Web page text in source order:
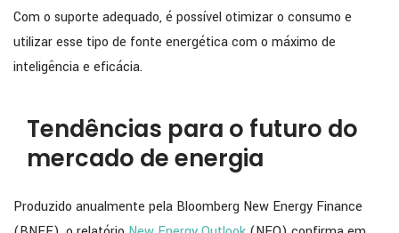
Com o suporte adequado, é possível otimizar o consumo e
utilizar esse tipo de fonte energética com o máximo de
inteligência e eficácia.
Tendências para o futuro do
mercado de energia
Produzido anualmente pela Bloomberg New Energy Finance